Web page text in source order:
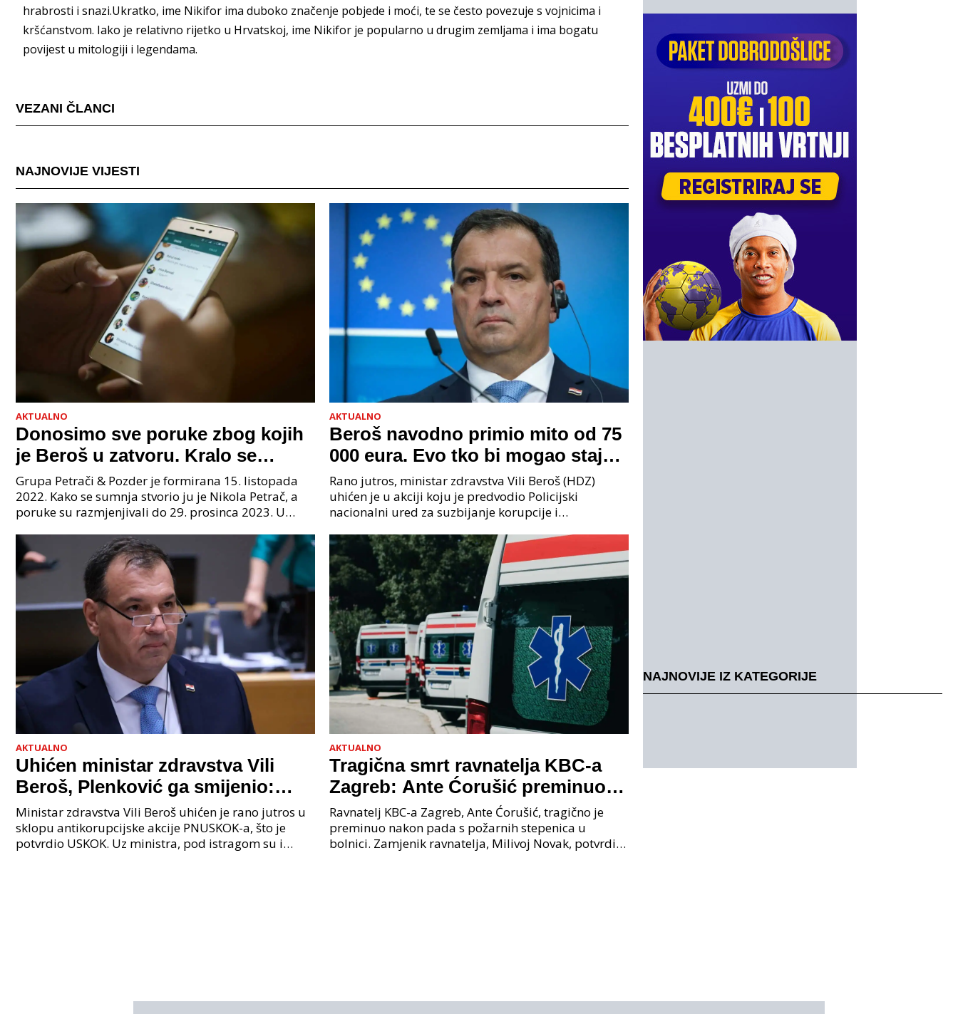
hrabrosti i snazi.Ukratko, ime Nikifor ima duboko značenje pobjede i moći, te se često povezuje s vojnicima i
kršćanstvom. Iako je relativno rijetko u Hrvatskoj, ime Nikifor je popularno u drugim zemljama i ima bogatu
povijest u mitologiji i legendama.
VEZANI ČLANCI
NAJNOVIJE VIJESTI
AKTUALNO
Donosimo sve poruke zbog kojih
je Beroš u zatvoru. Kralo se
godinama. Tko će iz vlade biti
sljedeći uhićen?
Grupa Petrači & Pozder je formirana 15. listopada
2022. Kako se sumnja stvorio ju je Nikola Petrač, a
poruke su razmjenjivali do 29. prosinca 2023. U
AKTUALNO
Beroš navodno primio mito od 75
000 eura. Evo tko bi mogao stajati
na čelu zločinačkog udruženja
Rano jutros, ministar zdravstva Vili Beroš (HDZ)
uhićen je u akciji koju je predvodio Policijski
nacionalni ured za suzbijanje korupcije i
priopćenju USKOK
AKTUALNO
Uhićen ministar zdravstva Vili
Beroš, Plenković ga smijenio:
Istraga USKOK-a zbog korupcije
Ministar zdravstva Vili Beroš uhićen je rano jutros u
sklopu antikorupcijske akcije PNUSKOK-a, što je
potvrdio USKOK. Uz ministra, pod istragom su i
AKTUALNO
Tragična smrt ravnatelja KBC-a
Zagreb: Ante Ćorušić preminuo
nakon pada u bolnici, policija na
mjestu događaja
Ravnatelj KBC-a Zagreb, Ante Ćorušić, tragično je
preminuo nakon pada s požarnih stepenica u
bolnici. Zamjenik ravnatelja, Milivoj Novak, potvrdio
NAJNOVIJE IZ KATEGORIJE